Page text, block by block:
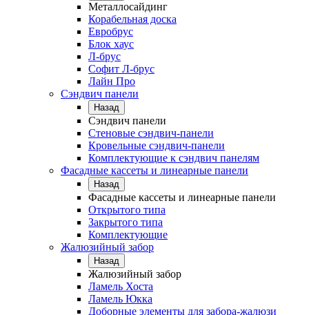
Металлосайдинг
Корабельная доска
Евробрус
Блок хаус
Л-брус
Софит Л-брус
Лайн Про
Сэндвич панели
Назад
Сэндвич панели
Стеновые сэндвич-панели
Кровельные сэндвич-панели
Комплектующие к сэндвич панелям
Фасадные кассеты и линеарные панели
Назад
Фасадные кассеты и линеарные панели
Открытого типа
Закрытого типа
Комплектующие
Жалюзийный забор
Назад
Жалюзийный забор
Ламель Хоста
Ламель Юкка
Доборные элементы для забора-жалюзи